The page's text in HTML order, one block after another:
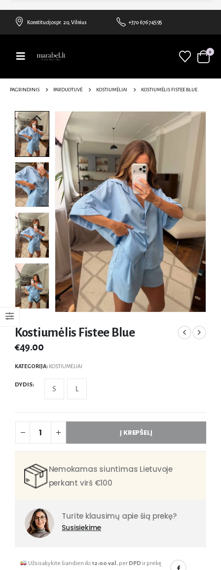
Konstitucijos pr. 20, Vilnius +370 676 74595
0
PAGRINDINIS PARDUOTUVĖ KOSTIUMĖLIAI KOSTIUMĖLIS FISTEE BLUE
Kostiumėlis Fistee Blue
€49.00
KATEGORIJA: KOSTIUMĖLIAI
DYDIS
S L
Į KREPŠELĮ
Nemokamas siuntimas Lietuvoje
perkant virš €100
Turite klausimų apie šią prekę?
Susisiekime
Užsisakykite šiandien iki 12:00 val.per DPD ir prekę